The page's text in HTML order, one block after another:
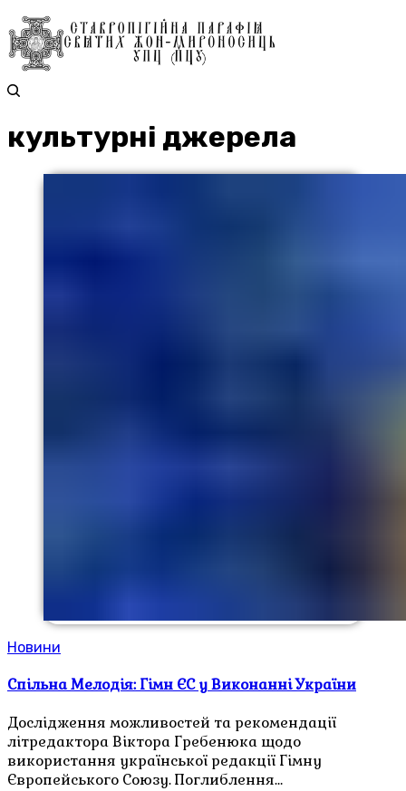
культурні джерела
Новини
Спільна Мелодія: Гімн ЄС у Виконанні України
Дослідження можливостей та рекомендації
літредактора Віктора Гребенюка щодо
використання української редакції Гімну
Європейського Союзу. Поглиблення…